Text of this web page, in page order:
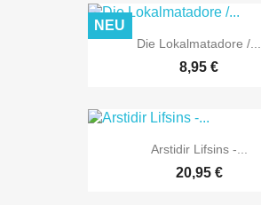
Die Lokalmatadore /...
8,95 €
NEU
Arstidir Lifsins -...
20,95 €